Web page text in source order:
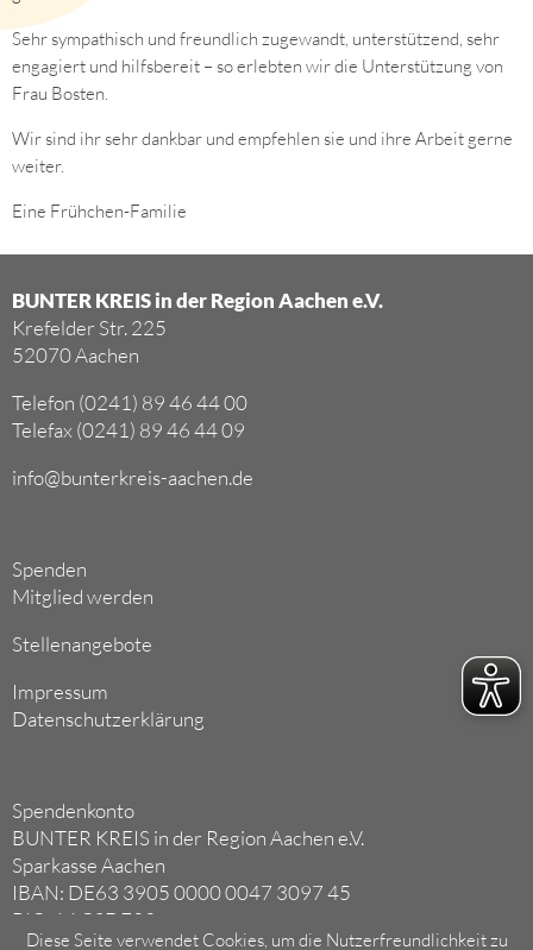
Sehr sympathisch und freundlich zugewandt, unterstützend, sehr
engagiert und hilfsbereit – so erlebten wir die Unterstützung von
Frau Bosten.
Wir sind ihr sehr dankbar und empfehlen sie und ihre Arbeit gerne
weiter.
Eine Frühchen-Familie
BUNTER KREIS in der Region Aachen e.V.
Krefelder Str. 225
52070 Aachen
Telefon (0241) 89 46 44 00
Telefax (0241) 89 46 44 09
info@bunterkreis-aachen.de
Spenden
Mitglied werden
Stellenangebote
Impressum
Datenschutzerklärung
Spendenkonto
BUNTER KREIS in der Region Aachen e.V.
Sparkasse Aachen
IBAN: DE63 3905 0000 0047 3097 45
BIC: AACSDE33
Diese Seite verwendet Cookies, um die Nutzerfreundlichkeit zu